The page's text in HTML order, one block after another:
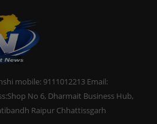
mobile: 9111012213 Email:
No 6, Dharmait Business Hub,
Raipur Chhattissgarh